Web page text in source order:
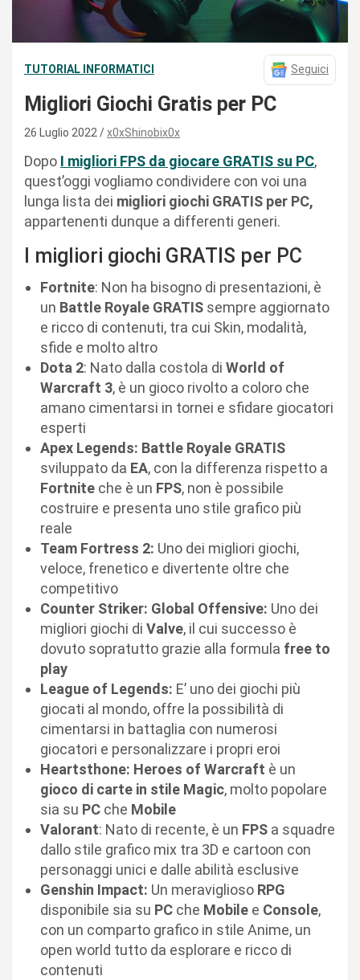
TUTORIAL INFORMATICI Seguici
Migliori Giochi Gratis per PC
26 Luglio 2022 x0xShinobix0x
Dopo I migliori FPS da giocare GRATIS su PC,
quest’oggi vogliamo condividere con voi una
lunga lista dei migliori giochi GRATIS per PC,
appartenenti dunque a differenti generi.
I migliori giochi GRATIS per PC
Fortnite: Non ha bisogno di presentazioni, è
un Battle Royale GRATIS sempre aggiornato
e ricco di contenuti, tra cui Skin, modalità,
sfide e molto altro
Dota 2: Nato dalla costola di World of
Warcraft 3, è un gioco rivolto a coloro che
amano cimentarsi in tornei e sfidare giocatori
esperti
Apex Legends: Battle Royale GRATIS
sviluppato da EA, con la differenza rispetto a
Fortnite che è un FPS, non è possibile
costruire e presenta uno stile grafico più
reale
Team Fortress 2: Uno dei migliori giochi,
veloce, frenetico e divertente oltre che
competitivo
Counter Striker: Global Offensive: Uno dei
migliori giochi di Valve, il cui successo è
dovuto sopratutto grazie alla formula free to
play
League of Legends: E’ uno dei giochi più
giocati al mondo, offre la possibilità di
cimentarsi in battaglia con numerosi
giocatori e personalizzare i propri eroi
Heartsthone: Heroes of Warcraft è un
gioco di carte in stile Magic, molto popolare
sia su PC che Mobile
Valorant: Nato di recente, è un FPS a squadre
dallo stile grafico mix tra 3D e cartoon con
personaggi unici e dalle abilità esclusive
Genshin Impact: Un meraviglioso RPG
disponibile sia su PC che Mobile e Console,
con un comparto grafico in stile Anime, un
open world tutto da esplorare e ricco di
contenuti